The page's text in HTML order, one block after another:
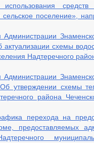
поселение»,
схемы
Надтеречного
схемы
района
перехода на
предоставляемых